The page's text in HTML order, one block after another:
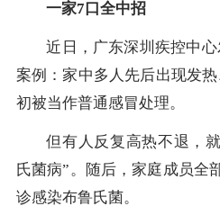
一家7口全中招
近日，广东深圳疾控中
案例：家中多人先后出现发
初被当作普通感冒处理。
但有人反复高热不退，
氏菌病”。随后，家庭成员全
诊感染布鲁氏菌。